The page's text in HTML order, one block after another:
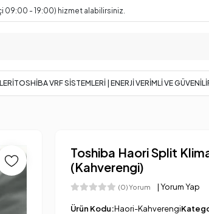
09:00 - 19:00) hizmet alabilirsiniz.
TOSHİBA VRF SİSTEMLERİ | ENERJİ VERİMLİ VE
Toshiba Haori Split
(Kahverengi)
(0) Yorum | Yorum Yap
Ürün Kodu:Haori-Kahverengi